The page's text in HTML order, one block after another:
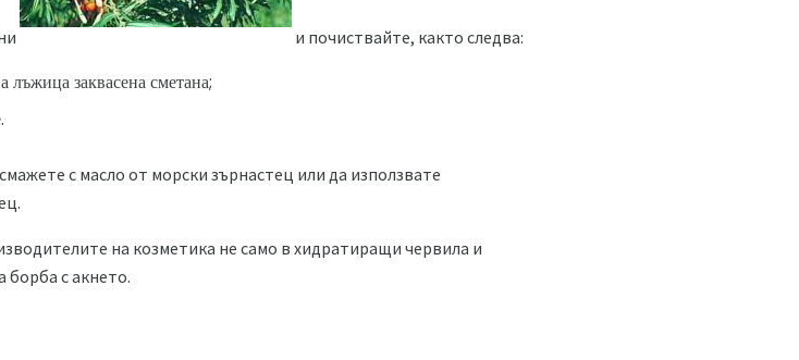
и почиствайте, както следва:
лъжица заквасена сметана;
с масло от морски зърнастец или да използвате
на козметика не само в хидратиращи червила и
борба с акнето.